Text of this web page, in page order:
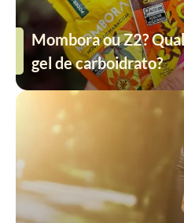
Mombora ou Z2?
gel de carboidrato?